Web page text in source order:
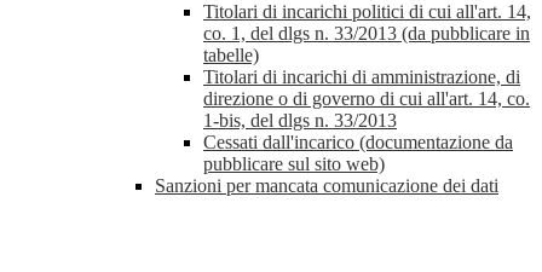
Titolari di incarichi politici di cui all'art. 14,
co. 1, del dlgs n. 33/2013 (da pubblicare in
tabelle)
Titolari di incarichi di amministrazione, di
direzione o di governo di cui all'art. 14, co.
1-bis, del dlgs n. 33/2013
Cessati dall'incarico (documentazione da
pubblicare sul sito web)
Sanzioni per mancata comunicazione dei dati